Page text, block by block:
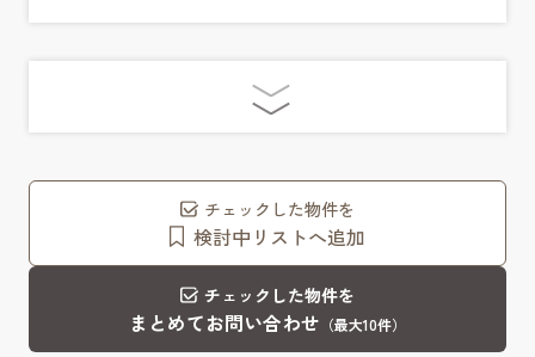
チェックした物件を
検討中リストへ追加
チェックした物件を
まとめてお問い合わせ （最大10件）